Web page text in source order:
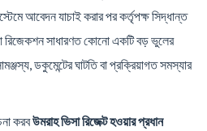
আবেদন যাচাই করার পর কর্তৃপক্ষ সিদ্ধান্ত
রিজেকশন সাধারণত কোনো একটি বড় ভুলের
ডকুমেন্টের ঘাটতি বা প্রক্রিয়াগত সমস্যার
করবউমরাহ ভিসা রিজেক্ট হওয়ার প্রধান